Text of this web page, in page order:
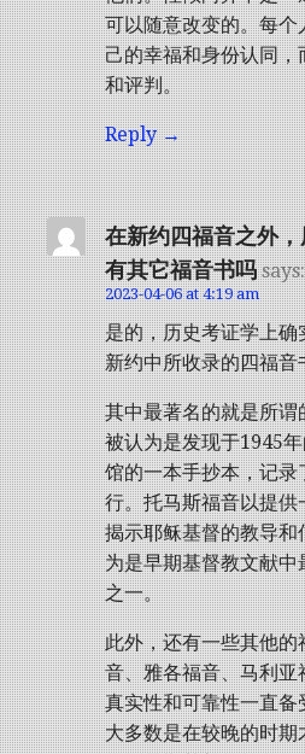
可以随意改变的。每个
己的幸福和身份认同
和评判。
Reply
在新约四福音之外
有其它福音书吗 says:
2023-04-06 at 4:19 am
是的，历史考证学上
新约中所收录的四福音
其中最著名的就是所谓
被认为是发现于1945
馆的一本手抄本，记录
行。托马斯福音以提供
揭示耶稣基督的教导和
为是早期基督教文献
之一。
此外，还有一些其他
音、雅各福音、马利亚
真实性和可靠性一直备
大多数是在较晚的时